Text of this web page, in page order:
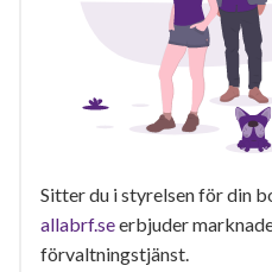
Sitter du i styrelsen för din
allabrf.seerbjuder
förvaltningstjänst.